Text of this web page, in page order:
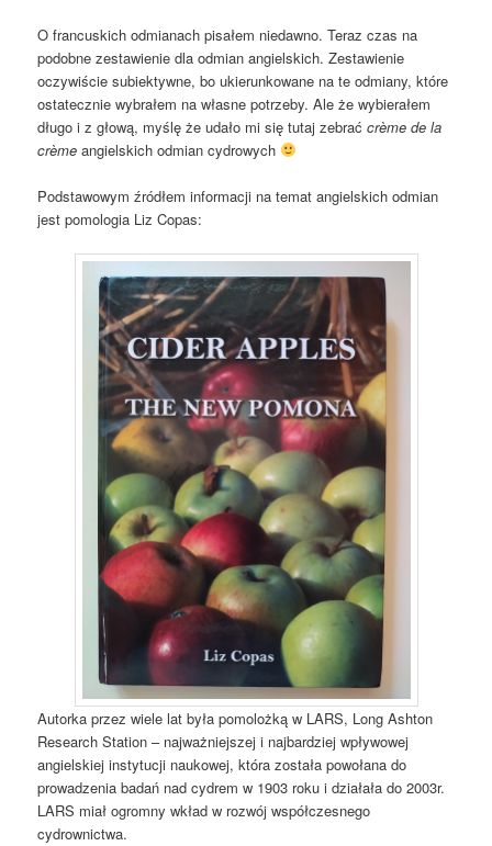
O francuskich odmianach pisałem niedawno. Teraz czas na
podobne zestawienie dla odmian angielskich. Zestawienie
oczywiście subiektywne, bo ukierunkowane na te odmiany, które
ostatecznie wybrałem na własne potrzeby. Ale że wybierałem
długo i z głową, myślę że udało mi się tutaj zebraćcrème de la
crème angielskich odmian cydrowych
Podstawowym źródłem informacji na temat angielskich odmian
jest pomologia Liz Copas:
Autorka przez wiele lat była pomolożką w LARS, Long Ashton
Research Station – najważniejszej i najbardziej wpływowej
angielskiej instytucji naukowej, która została powołana do
prowadzenia badań nad cydrem w 1903 roku i działała do 2003r.
LARS miał ogromny wkład w rozwój współczesnego
cydrownictwa.